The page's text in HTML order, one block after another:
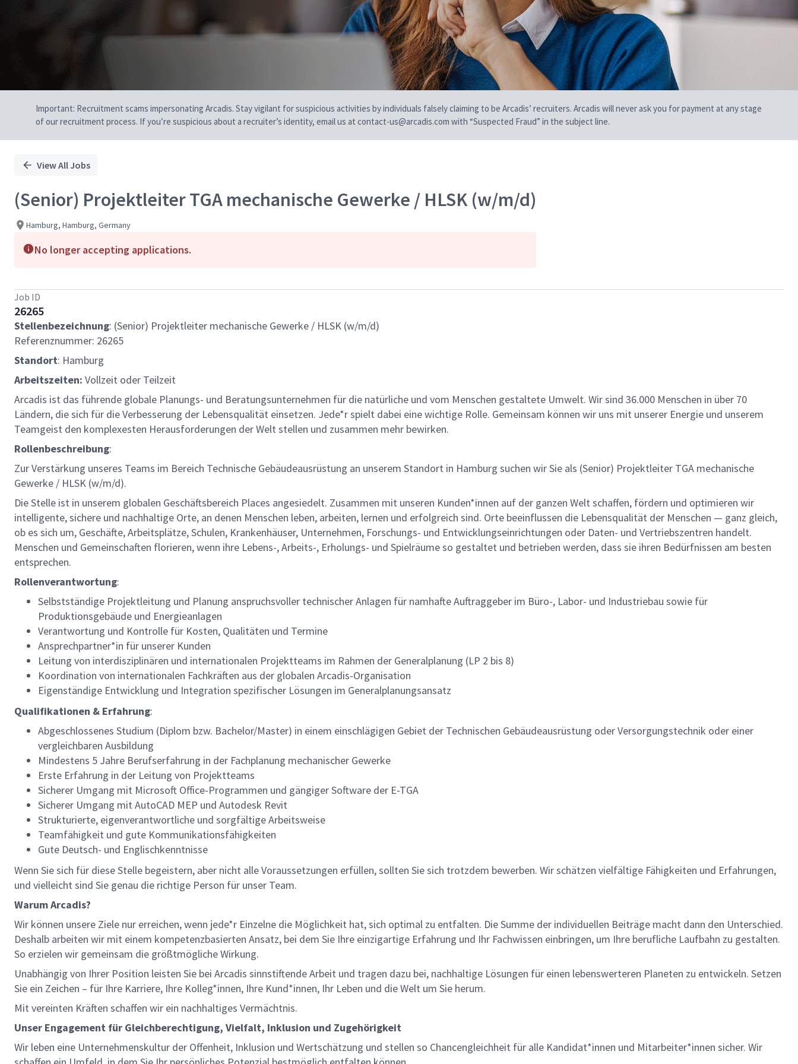
Important: Recruitment scams impersonating Arcadis. Stay vigilant for suspicious activities by individuals falsely claiming to be Arcadis’ recruiters. Arcadis will never ask you for payment at any stage
of our recruitment process. If you’re suspicious about a recruiter’s identity, email us at contact-us@arcadis.com with “Suspected Fraud” in the subject line.
View All Jobs
(Senior) Projektleiter TGA mechanische Gewerke / HLSK (w/m/d)
Hamburg, Hamburg, Germany
No longer accepting applications.
Job ID
26265
Stellenbezeichnung: (Senior) Projektleiter mechanische Gewerke / HLSK (w/m/d)
Referenznummer: 26265
Standort: Hamburg
Arbeitszeiten: Vollzeit oder Teilzeit
Arcadis ist das führende globale Planungs- und Beratungsunternehmen für die natürliche und vom Menschen gestaltete Umwelt. Wir sind 36.000 Menschen in über 70
Ländern, die sich für die Verbesserung der Lebensqualität einsetzen. Jede*r spielt dabei eine wichtige Rolle. Gemeinsam können wir uns mit unserer Energie und unserem
Teamgeist den komplexesten Herausforderungen der Welt stellen und zusammen mehr bewirken.
Rollenbeschreibung:
Zur Verstärkung unseres Teams im Bereich Technische Gebäudeausrüstung an unserem Standort in Hamburg suchen wir Sie als (Senior) Projektleiter TGA mechanische
Gewerke / HLSK (w/m/d).
Die Stelle ist in unserem globalen Geschäftsbereich Places angesiedelt. Zusammen mit unseren Kunden*innen auf der ganzen Welt schaffen, fördern und optimieren wir
intelligente, sichere und nachhaltige Orte, an denen Menschen leben, arbeiten, lernen und erfolgreich sind. Orte beeinflussen die Lebensqualität der Menschen — ganz gleich,
ob es sich um, Geschäfte, Arbeitsplätze, Schulen, Krankenhäuser, Unternehmen, Forschungs- und Entwicklungseinrichtungen oder Daten- und Vertriebszentren handelt.
Menschen und Gemeinschaften florieren, wenn ihre Lebens-, Arbeits-, Erholungs- und Spielräume so gestaltet und betrieben werden, dass sie ihren Bedürfnissen am besten
entsprechen.
Rollenverantwortung:
Selbstständige Projektleitung und Planung anspruchsvoller technischer Anlagen für namhafte Auftraggeber im Büro-, Labor- und Industriebau sowie für
Produktionsgebäude und Energieanlagen
Verantwortung und Kontrolle für Kosten, Qualitäten und Termine
Ansprechpartner*in für unserer Kunden
Leitung von interdisziplinären und internationalen Projektteams im Rahmen der Generalplanung (LP 2 bis 8)
Koordination von internationalen Fachkräften aus der globalen Arcadis-Organisation
Eigenständige Entwicklung und Integration spezifischer Lösungen im Generalplanungsansatz
Qualifikationen & Erfahrung:
Abgeschlossenes Studium (Diplom bzw. Bachelor/Master) in einem einschlägigen Gebiet der Technischen Gebäudeausrüstung oder Versorgungstechnik oder einer
vergleichbaren Ausbildung
Mindestens 5 Jahre Berufserfahrung in der Fachplanung mechanischer Gewerke
Erste Erfahrung in der Leitung von Projektteams
Sicherer Umgang mit Microsoft Office-Programmen und gängiger Software der E-TGA
Sicherer Umgang mit AutoCAD MEP und Autodesk Revit
Strukturierte, eigenverantwortliche und sorgfältige Arbeitsweise
Teamfähigkeit und gute Kommunikationsfähigkeiten
Gute Deutsch- und Englischkenntnisse
Wenn Sie sich für diese Stelle begeistern, aber nicht alle Voraussetzungen erfüllen, sollten Sie sich trotzdem bewerben. Wir schätzen vielfältige Fähigkeiten und Erfahrungen,
und vielleicht sind Sie genau die richtige Person für unser Team.
Warum Arcadis?
Wir können unsere Ziele nur erreichen, wenn jede*r Einzelne die Möglichkeit hat, sich optimal zu entfalten. Die Summe der individuellen Beiträge macht dann den Unterschied.
Deshalb arbeiten wir mit einem kompetenzbasierten Ansatz, bei dem Sie Ihre einzigartige Erfahrung und Ihr Fachwissen einbringen, um Ihre berufliche Laufbahn zu gestalten.
So erzielen wir gemeinsam die größtmögliche Wirkung.
Unabhängig von Ihrer Position leisten Sie bei Arcadis sinnstiftende Arbeit und tragen dazu bei, nachhaltige Lösungen für einen lebenswerteren Planeten zu entwickeln. Setzen
Sie ein Zeichen – für Ihre Karriere, Ihre Kolleg*innen, Ihre Kund*innen, Ihr Leben und die Welt um Sie herum.
Mit vereinten Kräften schaffen wir ein nachhaltiges Vermächtnis.
Unser Engagement für Gleichberechtigung, Vielfalt, Inklusion und Zugehörigkeit
Wir leben eine Unternehmenskultur der Offenheit, Inklusion und Wertschätzung und stellen so Chancengleichheit für alle Kandidat*innen und Mitarbeiter*innen sicher. Wir